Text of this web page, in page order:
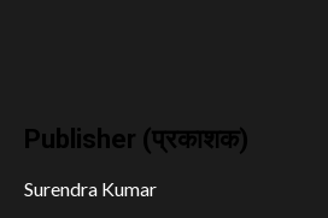
Publisher (प्रकाशक)
Surendra Kumar